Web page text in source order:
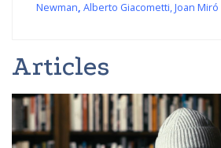
Newman, Alberto Giacometti,Joan Miró
Articles